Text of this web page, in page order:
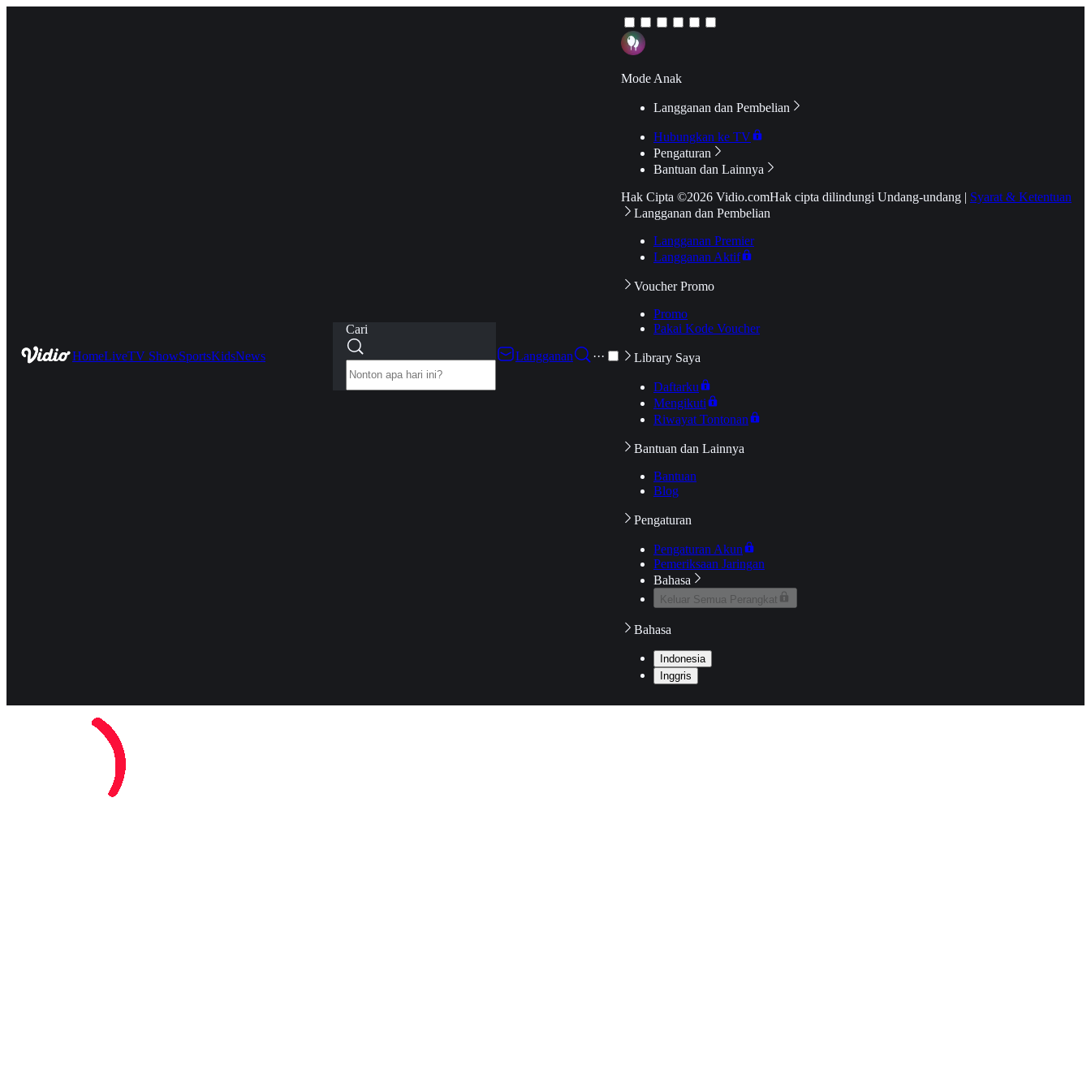
HomeLiveTV ShowSportsKidsNews
Cari
Langganan
···
Mode Anak
Langganan dan Pembelian
Hubungkan ke TV
Pengaturan
Bantuan dan Lainnya
Hak Cipta ©2026 Vidio.comHak cipta dilindungi Undang-undang | Syarat & Ketentuan
Langganan dan Pembelian
Langganan Premier
Langganan Aktif
Voucher Promo
Promo
Pakai Kode Voucher
Library Saya
Daftarku
Mengikuti
Riwayat Tontonan
Bantuan dan Lainnya
Bantuan
Blog
Pengaturan
Pengaturan Akun
Pemeriksaan Jaringan
Bahasa
Keluar Semua Perangkat
Bahasa
Indonesia
Inggris